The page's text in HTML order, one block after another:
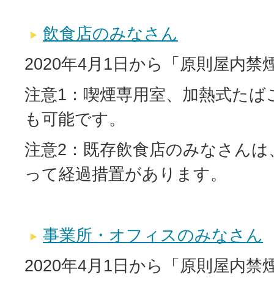
飲食店のみなさん
2020年4月1日から「原則屋内禁
注意1：喫煙専用室、加熱式たば
も可能です。
注意2：既存飲食店のみなさん
って経過措置があります。
事業所・オフィスのみなさん
2020年4月1日から「原則屋内禁